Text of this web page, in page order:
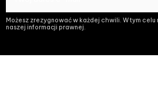
Możesz zrezygnować w każdej chwili. W tym
naszej informacji prawnej.